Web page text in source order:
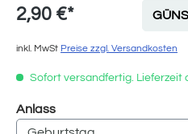
2,90 €*
inkl. MwSt Preise zzgl. Versandkosten
Sofort versandfertig. Lieferzeit
Anlassauswählen